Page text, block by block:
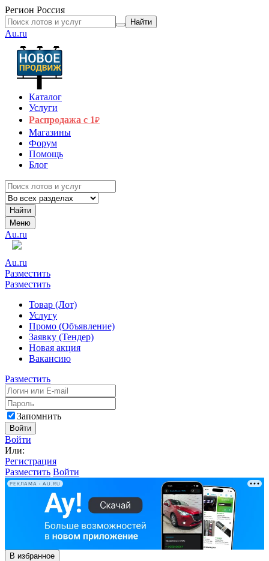
Регион Россия
Найти
Au.ru
Каталог
Услуги
Распродажа с 1₽
Магазины
Форум
Помощь
Блог
Найти
Меню
Au.ru
Au.ru
Разместить
Разместить
Товар (Лот)
Услугу
Промо (Объявление)
Заявку (Тендер)
Новая акция
Вакансию
Разместить
Запомнить
Войти
Войти
Или:
Регистрация
Разместить Войти
РЕКЛАМА • AU.RU
В избранное